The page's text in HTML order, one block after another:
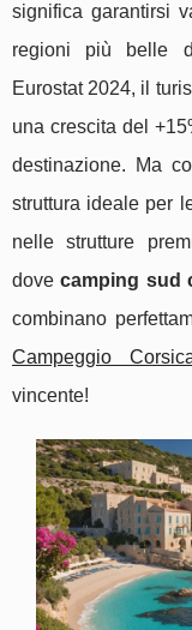
significa garantirsi
regioni più belle
Eurostat 2024, il
una crescita del
destinazione. Ma
struttura ideale per
nelle strutture
dovecamping sud
combinano
Campeggio
vincente!